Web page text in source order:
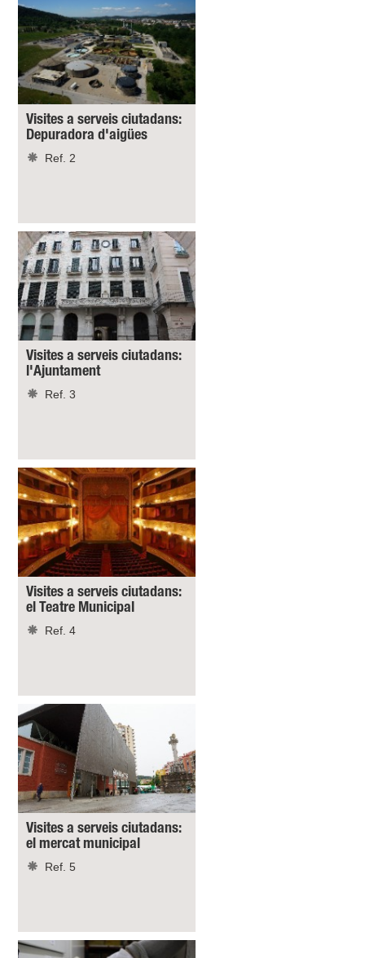
Visites a serveis ciutadans:
Depuradora d'aigües
Ref. 2
Visites a serveis ciutadans:
l'Ajuntament
Ref. 3
Visites a serveis ciutadans:
el Teatre Municipal
Ref. 4
Visites a serveis ciutadans:
el mercat municipal
Ref. 5